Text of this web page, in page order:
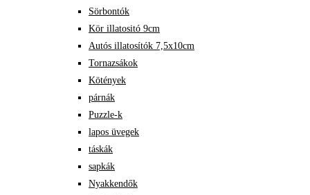
Sörbontók
Kör illatositó 9cm
Autós illatosítók 7,5x10cm
Tornazsákok
Kötények
párnák
Puzzle-k
lapos üvegek
táskák
sapkák
Nyakkendők